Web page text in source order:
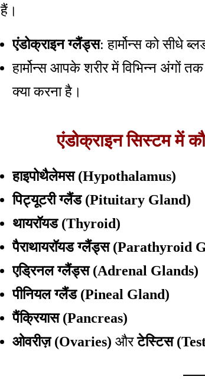
हैं।
एंडोक्राइन ग्लैंड्स: हार्मोन्स को सीधे
हार्मोन्स आपके शरीर में विभिन्न
क्या करना है।
एंडोक्राइन सिस्टम में
हाइपोथैलेमस (Hypothalamus)
पिट्यूटरी ग्लैंड (Pituitary Gland)
थायरॉयड (Thyroid)
पैराथायरॉयड ग्लैंड्स (Parathyroid
एड्रिनल ग्लैंड्स (Adrenal Glands)
पीनियल ग्लैंड (Pineal Gland)
पैंक्रियास (Pancreas)
ओवरीज़ (Ovaries) औरटेस्टिस